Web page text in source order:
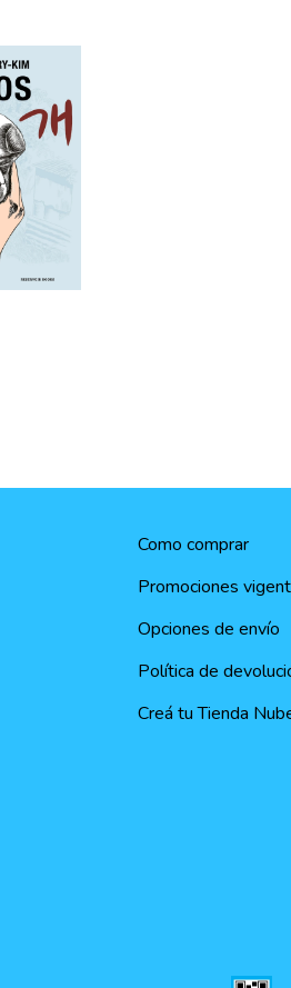
Como comprar
Promociones
Opciones de envío
Política de
Creá tu Tienda